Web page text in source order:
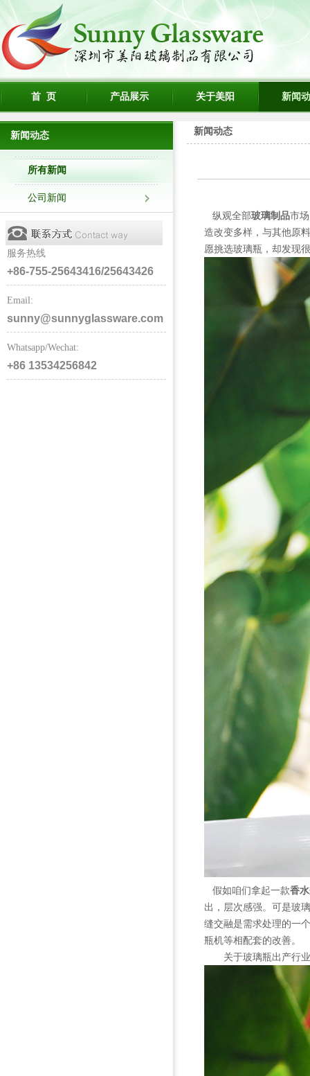
首 页 产品展示 关于美阳 新闻
新闻动态
所有新闻
公司新闻
服务热线
+86-755-25643416/25643426
Email:
sunny@sunnyglassware.com
Whatsapp/Wechat:
+86 13534256842
新闻动态
纵观全部玻璃制品市
造改变多样，与其他原
愿挑选玻璃瓶，却发现
假如咱们拿起一款香
出，层次感强。可是玻
缝交融是需求处理的一
瓶机等相配套的改善。
关于玻璃瓶出产行业